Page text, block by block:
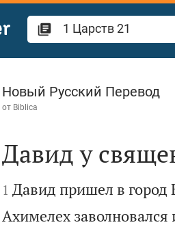
1 Царств 21
Новый Русский Перевод
от Biblica

Давид у

1 Давид пришел в город
Ахимелех